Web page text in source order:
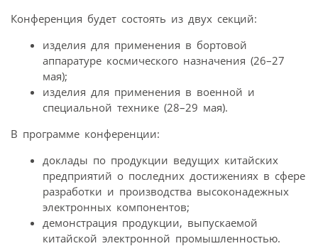
Конференция будет состоять из двух секций:
изделия для применения в бортовой
аппаратуре космического назначения (26–27
мая);
изделия для применения в военной и
специальной технике (28–29 мая).
В программе конференции:
доклады по продукции ведущих китайских
предприятий о последних достижениях в сфере
разработки и производства высоконадежных
электронных компонентов;
демонстрация продукции, выпускаемой
китайской электронной промышленностью.